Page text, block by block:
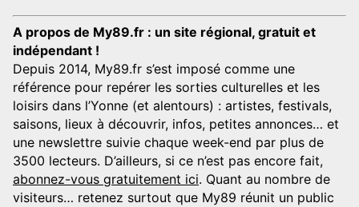
A propos de My89.fr : un site régional, gratuit et
indépendant !
Depuis 2014, My89.fr s’est imposé comme une
référence pour repérer les sorties culturelles et les
loisirs dans l’Yonne (et alentours) : artistes, festivals,
saisons, lieux à découvrir, infos, petites annonces… et
une newslettre suivie chaque week-end par plus de
3500 lecteurs. D’ailleurs, si ce n’est pas encore fait,
abonnez-vous gratuitement ici. Quant au nombre de
visiteurs… retenez surtout que My89 réunit un public